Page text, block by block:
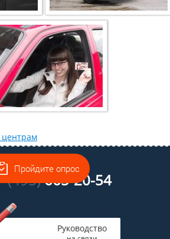
Многоканальный
(495)665-20-54
Руководство
Пройдите опрос